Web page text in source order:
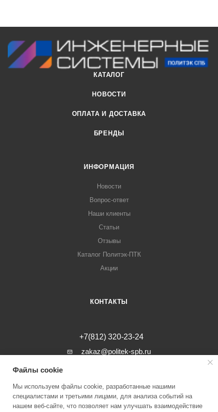
КАТАЛОГ
НОВОСТИ
ОПЛАТА И ДОСТАВКА
БРЕНДЫ
ИНФОРМАЦИЯ
Новости
Вопрос-ответ
Наши клиенты
Статьи
Отзывы
Каталог Политэк-ПТК
Акции
КОНТАКТЫ
+7(812) 320-23-24
zakaz@politek-spb.ru
г. Санкт-Петербург, Минеральная ул, д.
Файлы cookie
Мы используем файлы cookie, разработанные нашими
специалистами и третьими лицами, для анализа событий на
нашем веб-сайте, что позволяет нам улучшать взаимодействие